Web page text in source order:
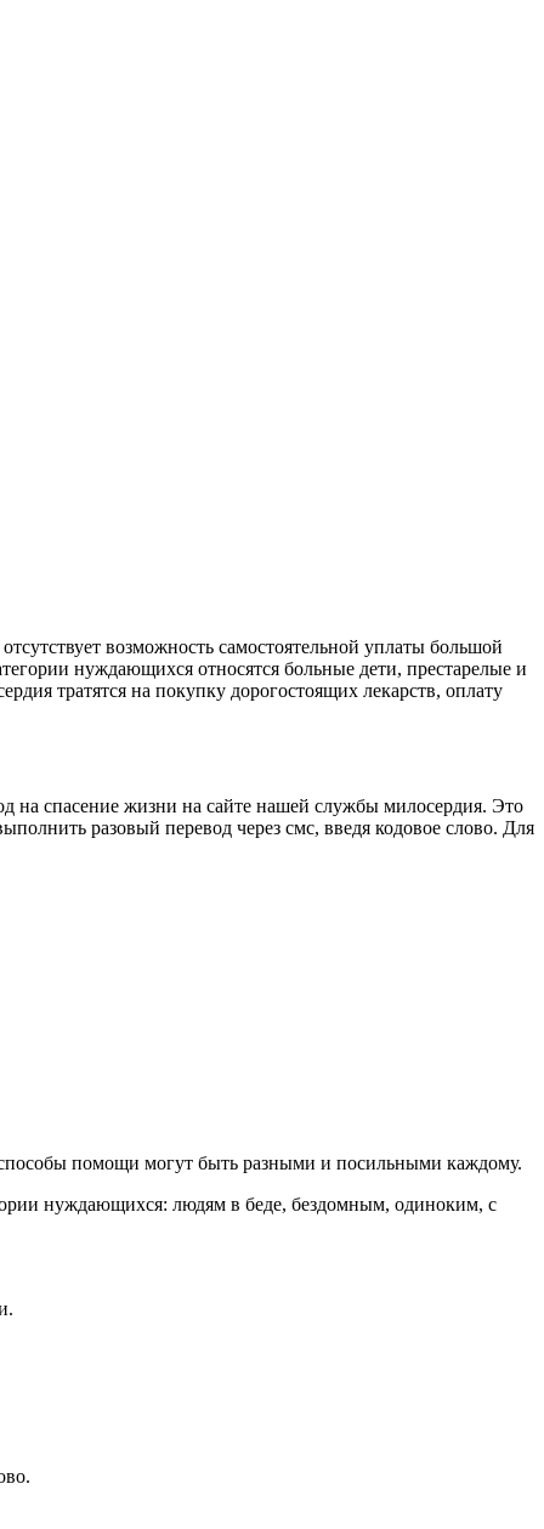
возможность самостоятельной уплаты большой
нуждающихся относятся больные дети, престарелые и
тратятся на покупку дорогостоящих лекарств, оплату
на спасение жизни на сайте нашей службы милосердия. Это
разовый перевод через смс, введя кодовое слово. Для
помощи могут быть разными и посильными каждому.
нуждающихся: людям в беде, бездомным, одиноким, с